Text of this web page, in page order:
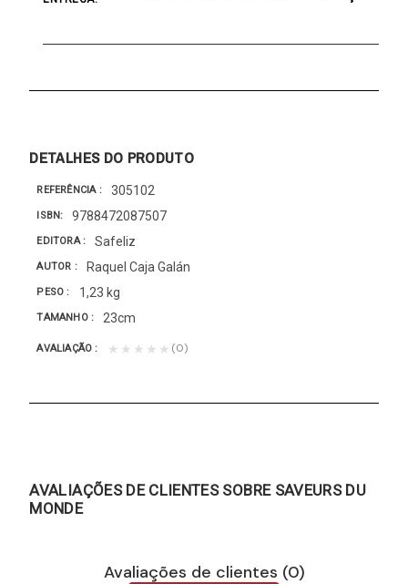
DETALHES DO PRODUTO
REFERÊNCIA 305102
ISBN 9788472087507
EDITORA Safeliz
AUTOR Raquel Caja Galán
PESO 1,23 kg
TAMANHO 23cm
AVALIAÇÃO ★★★★★ (0)
AVALIAÇÕES DE CLIENTES SOBRE SAVEURS DU
MONDE
Avaliações de clientes (0)